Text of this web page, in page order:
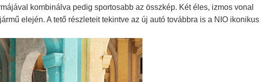
kombinálva pedig sportosabb az összkép. Két éles, izmos vonal
elején. A tető részleteit tekintve az új autó továbbra is a NIO ikonikus